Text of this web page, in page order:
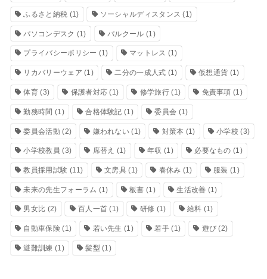
ふるさと納税 (1) ソーシャルディスタンス (1)
パソコンデスク (1) パルクール (1)
プライバシーポリシー (1) マットレス (1)
リカバリーウェア (1) 二分の一成人式 (1) 仮想通貨 (1)
体育 (3) 保護者対応 (1) 修学旅行(1) 免責事項 (1)
勤務時間 (1) 合格体験記 (1) 委員会 (1)
委員会活動(2) 嫌われない (1) 対策本 (1) 小学校 (3)
小学校教員 (3) 席替え (1) 年収 (1) 必要なもの (1)
教員採用試験 (11) 文房具 (1) 春休み (1) 服装 (1)
未来の先生フォーラム (1) 板書 (1) 生活改善 (1)
男女比 (2) 百人一首 (1) 研修 (1) 給料 (1)
自動車保険(1) 若い先生 (1) 若手(1) 遊び (2)
避難訓練 (1) 髪型 (1)